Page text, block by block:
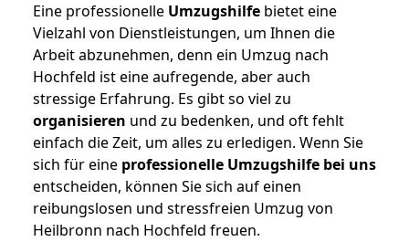
Eine professionelle Umzugshilfe bietet eine
Vielzahl von Dienstleistungen, um Ihnen die
Arbeit abzunehmen, denn ein Umzug nach
Hochfeld ist eine aufregende, aber auch
stressige Erfahrung. Es gibt so viel zu
organisieren und zu bedenken, und oft fehlt
einfach die Zeit, um alles zu erledigen. Wenn Sie
sich für eine professionelle Umzugshilfe bei uns
entscheiden, können Sie sich auf einen
reibungslosen und stressfreien Umzug von
Heilbronn nach Hochfeld freuen.